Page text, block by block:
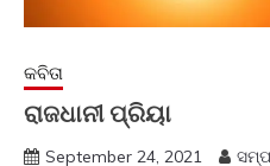
କବିତା
ରାଜଧାନୀ ପ୍ରିୟା
September 24, 2021